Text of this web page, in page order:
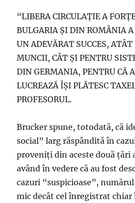
“LIBERA CIRCULAŢIE A
BULGARIA ŞI DIN ROMÂNIA A
UN ADEVĂRAT SUCCES,
MUNCII, CÂT ŞI PENTRU
DIN GERMANIA, PENTRU CĂ
LUCREAZĂ ÎŞI PLĂTESC
PROFESORUL.
Brucker spune, totodată, că
social” larg răspândită în
proveniţi din aceste două ţări
având în vedere că au fost
cazuri “suspicioase”,
mic decât cel înregistrat